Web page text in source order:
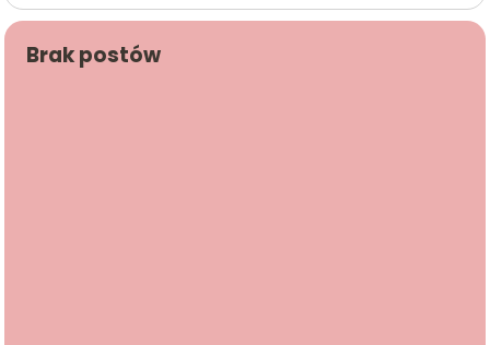
Brak postów